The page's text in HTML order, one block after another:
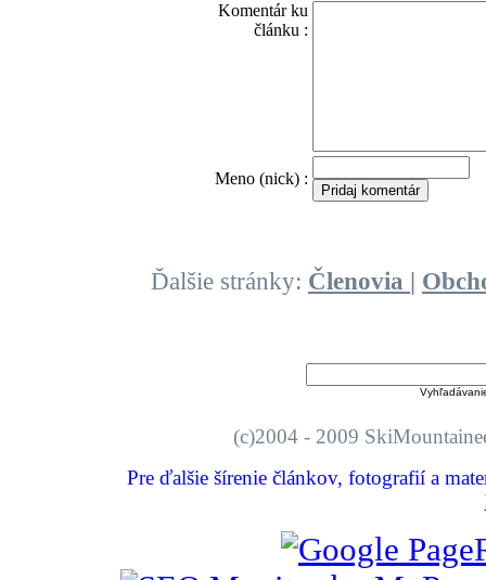
Komentár ku
článku :
Meno (nick) :
Ďalšie stránky: Členovia |
(c)2004 - 2009
Pre ďalšie šírenie článkov, fotografií a